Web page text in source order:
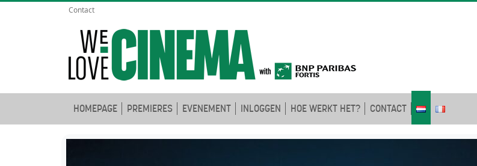
Contact
HOMEPAGE PREMIERES EVENEMENT INLOGGEN HOE WERKT HET? CONTACT